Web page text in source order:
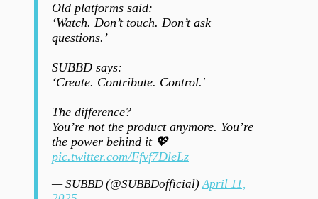
Old platforms said:
‘Watch. Don’t touch. Don’t ask
questions.’
SUBBD says:
‘Create. Contribute. Control.'
The difference?
You’re not the product anymore. You’re
the power behind it 💖
pic.twitter.com/Ffvf7DleLz
— SUBBD (@SUBBDofficial)April 11,